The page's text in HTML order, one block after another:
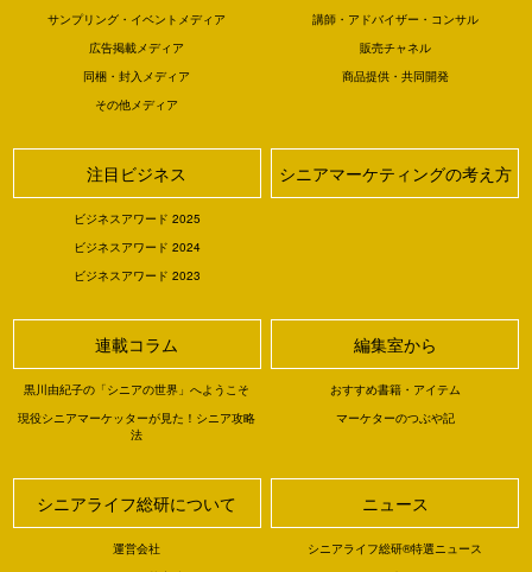
サンプリング・イベントメディア
広告掲載メディア
同梱・封入メディア
その他メディア
講師・アドバイザー・コンサル
販売チャネル
商品提供・共同開発
注目ビジネス
ビジネスアワード 2025
ビジネスアワード 2024
ビジネスアワード 2023
シニアマーケティングの考え方
連載コラム
黒川由紀子の「シニアの世界」へようこそ
現役シニアマーケッターが見た！シニア攻略
法
編集室から
おすすめ書籍・アイテム
マーケターのつぶや記
シニアライフ総研について
運営会社
ニュース
シニアライフ総研®特選ニュース